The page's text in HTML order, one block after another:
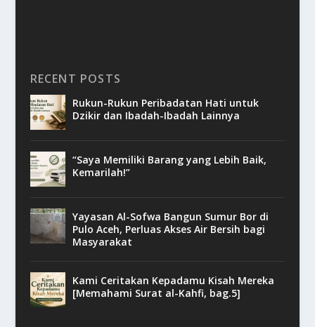
RECENT POSTS
Rukun-Rukun Peribadatan Hati untuk
Dzikir dan Ibadah-Ibadah Lainnya
“Saya Memiliki Barang yang Lebih Baik,
Kemarilah!”
Yayasan Al-Sofwa Bangun Sumur Bor di
Pulo Aceh, Perluas Akses Air Bersih bagi
Masyarakat
Kami Ceritakan Kepadamu Kisah Mereka
[Memahami Surat al-Kahfi, bag.5]